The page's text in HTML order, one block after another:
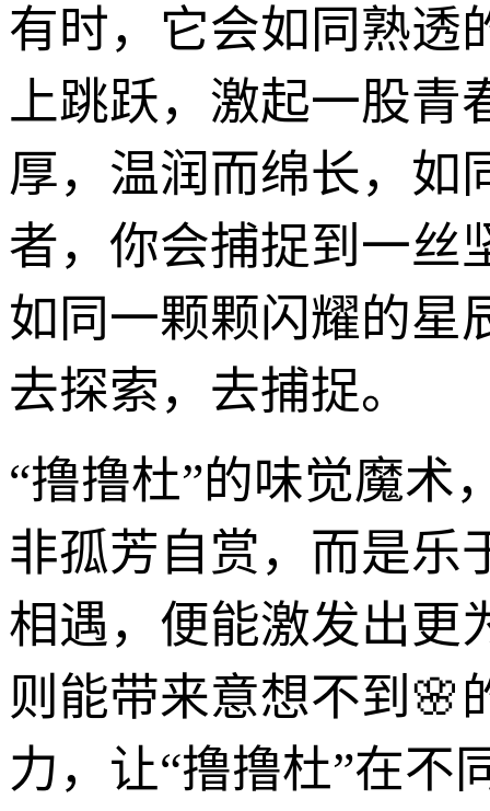
有时，它会如同熟透
上跳跃，激起一股青
厚，温润而绵长，如
者，你会捕捉到一丝
如同一颗颗闪耀的星
去探索，去捕捉。
“撸撸杜”的味觉魔术
非孤芳自赏，而是乐
相遇，便能激发出更
则能带来意想不到🌸
力，让“撸撸杜”在不